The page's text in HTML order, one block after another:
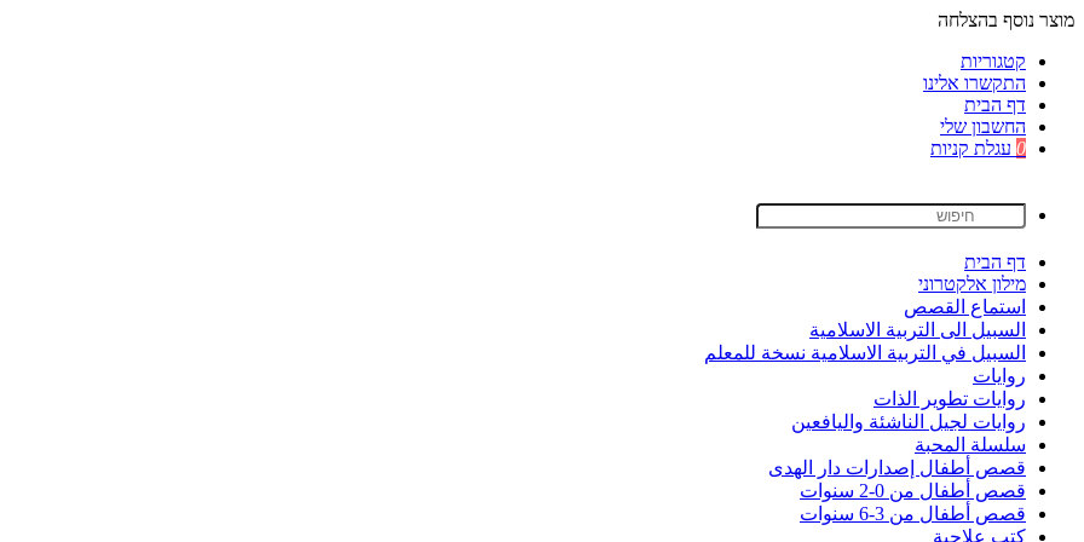
מוצר נוסף בהצלחה
קטגוריות
התקשרו אלינו
דף הבית
החשבון שלי
0 עגלת קניות
דף הבית
מילון אלקטרוני
استماع القصص
السبيل الى التربية الاسلامية
السبيل في التربية الاسلامية نسخة للمعلم
روايات
روايات تطوير الذات
روايات لجيل الناشئة واليافعين
سلسلة المحبة
قصص أطفال إصدارات دار الهدى
قصص أطفال من 0-2 سنوات
قصص أطفال من 3-6 سنوات
كتب علاجية